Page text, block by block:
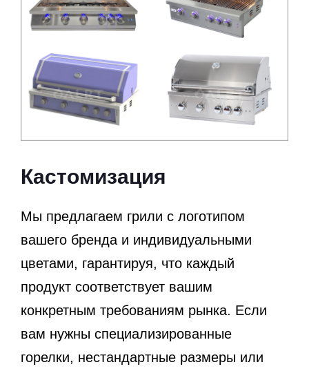
Кастомизация
Мы предлагаем грили с логотипом
вашего бренда и индивидуальными
цветами, гарантируя, что каждый
продукт соответствует вашим
конкретным требованиям рынка. Если
вам нужны специализированные
горелки, нестандартные размеры или